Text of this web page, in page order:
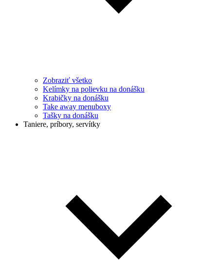
Zobraziť všetko
Kelímky na polievku na donášku
Krabičky na donášku
Take away menuboxy
Tašky na donášku
Taniere, príbory, servítky